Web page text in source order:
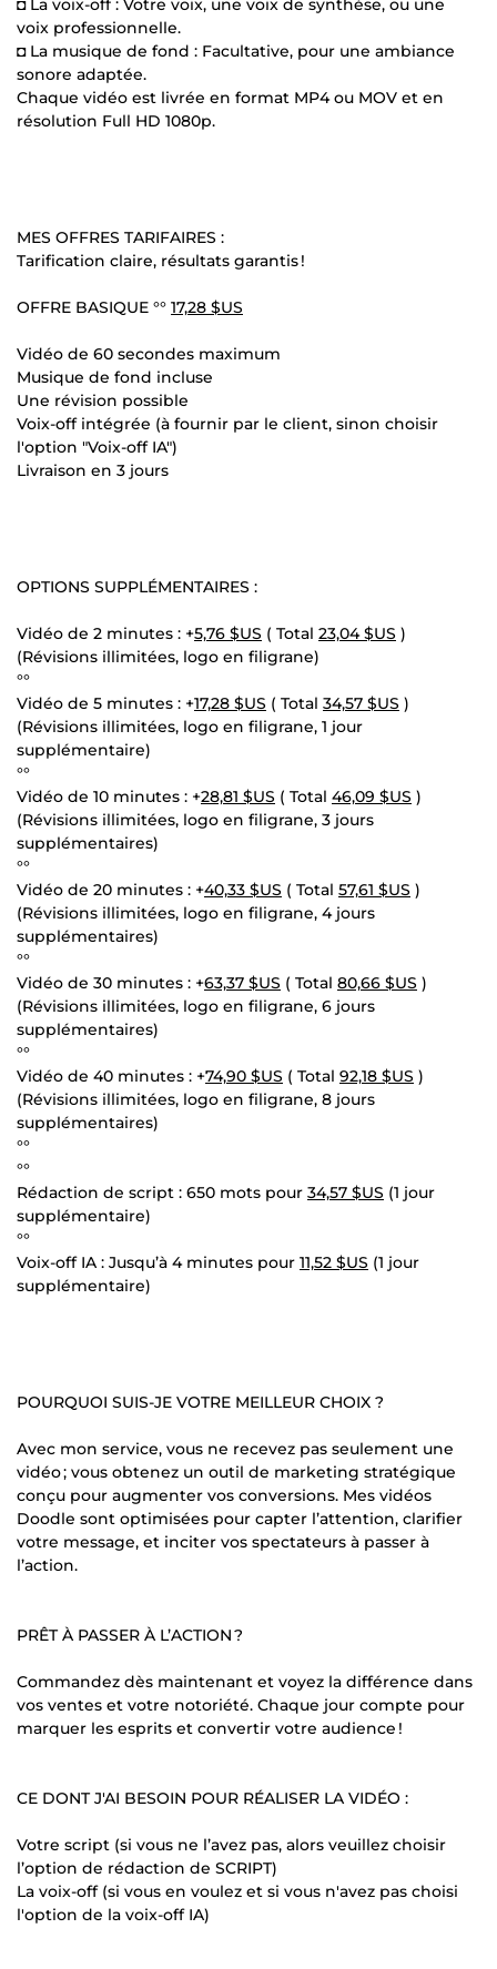
◘ La voix-off : Votre voix, une voix de synthèse, ou une
voix professionnelle.
◘ La musique de fond : Facultative, pour une ambiance
sonore adaptée.
Chaque vidéo est livrée en format MP4 ou MOV et en
résolution Full HD 1080p.
MES OFFRES TARIFAIRES :
Tarification claire, résultats garantis !
OFFRE BASIQUE °° 17,28 $US
Vidéo de 60 secondes maximum
Musique de fond incluse
Une révision possible
Voix-off intégrée (à fournir par le client, sinon choisir
l'option "Voix-off IA")
Livraison en 3 jours
OPTIONS SUPPLÉMENTAIRES :
Vidéo de 2 minutes : +5,76 $US ( Total 23,04 $US )
(Révisions illimitées, logo en filigrane)
°°
Vidéo de 5 minutes : +17,28 $US ( Total 34,57 $US )
(Révisions illimitées, logo en filigrane, 1 jour
supplémentaire)
°°
Vidéo de 10 minutes : +28,81 $US ( Total 46,09 $US )
(Révisions illimitées, logo en filigrane, 3 jours
supplémentaires)
°°
Vidéo de 20 minutes : +40,33 $US ( Total 57,61 $US )
(Révisions illimitées, logo en filigrane, 4 jours
supplémentaires)
°°
Vidéo de 30 minutes : +63,37 $US ( Total 80,66 $US )
(Révisions illimitées, logo en filigrane, 6 jours
supplémentaires)
°°
Vidéo de 40 minutes : +74,90 $US ( Total 92,18 $US )
(Révisions illimitées, logo en filigrane, 8 jours
supplémentaires)
°°
°°
Rédaction de script : 650 mots pour 34,57 $US (1 jour
supplémentaire)
°°
Voix-off IA : Jusqu’à 4 minutes pour 11,52 $US (1 jour
supplémentaire)
POURQUOI SUIS-JE VOTRE MEILLEUR CHOIX ?
Avec mon service, vous ne recevez pas seulement une
vidéo ; vous obtenez un outil de marketing stratégique
conçu pour augmenter vos conversions. Mes vidéos
Doodle sont optimisées pour capter l’attention, clarifier
votre message, et inciter vos spectateurs à passer à
l’action.
PRÊT À PASSER À L’ACTION ?
Commandez dès maintenant et voyez la différence dans
vos ventes et votre notoriété. Chaque jour compte pour
marquer les esprits et convertir votre audience !
CE DONT J'AI BESOIN POUR RÉALISER LA VIDÉO :
Votre script (si vous ne l’avez pas, alors veuillez choisir
l’option de rédaction de SCRIPT)
La voix-off (si vous en voulez et si vous n'avez pas choisi
l'option de la voix-off IA)